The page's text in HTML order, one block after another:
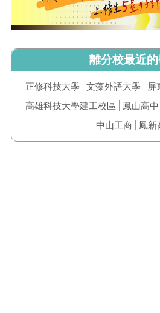
離分校最近
正修科技大學 文藻外語大學 屏
高雄科技大學建工校區
鳳山高中
中山工商
鳳新